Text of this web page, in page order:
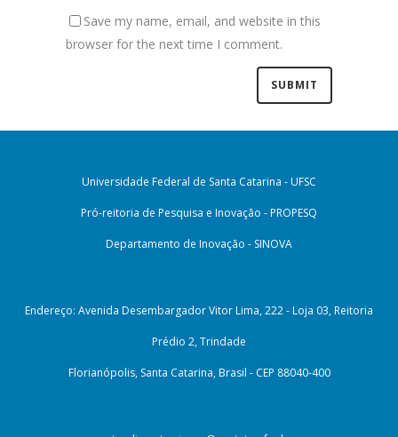
Save my name, email, and website in this
browser for the next time I comment.
Universidade Federal de Santa Catarina - UFSC
Pró-reitoria de Pesquisa e Inovação - PROPESQ
Departamento de Inovação - SINOVA
Endereço: Avenida Desembargador Vitor Lima, 222 - Loja 03, Reitoria
Prédio 2, Trindade
Florianópolis, Santa Catarina, Brasil - CEP 88040-400